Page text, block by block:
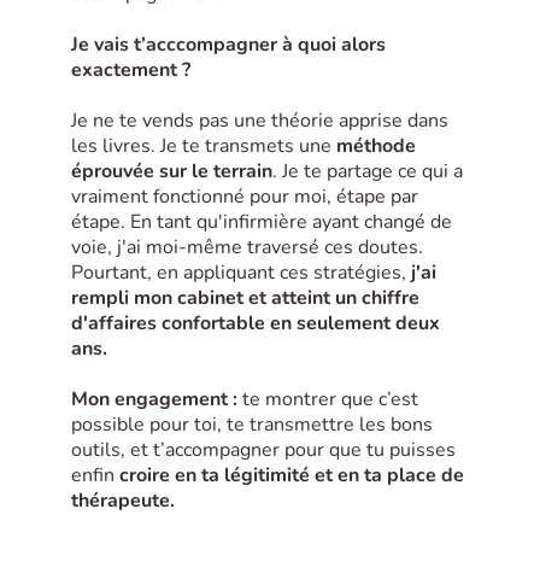
Je vais t’acccompagner à quoi alors
exactement ?
Je ne te vends pas une théorie apprise dans
les livres. Je te transmets une méthode
éprouvée sur le terrain. Je te partage ce qui a
vraiment fonctionné pour moi, étape par
étape. En tant qu'infirmière ayant changé de
voie, j'ai moi-même traversé ces doutes.
Pourtant, en appliquant ces stratégies, j'ai
rempli mon cabinet et atteint un chiffre
d'affaires confortable en seulement deux
ans.
Mon engagement :te montrer que c’est
possible pour toi, te transmettre les bons
outils, et t’accompagner pour que tu puisses
enfin croire en ta légitimité et en ta place de
thérapeute.